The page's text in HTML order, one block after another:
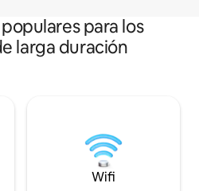
para los
larga duración
Wifi